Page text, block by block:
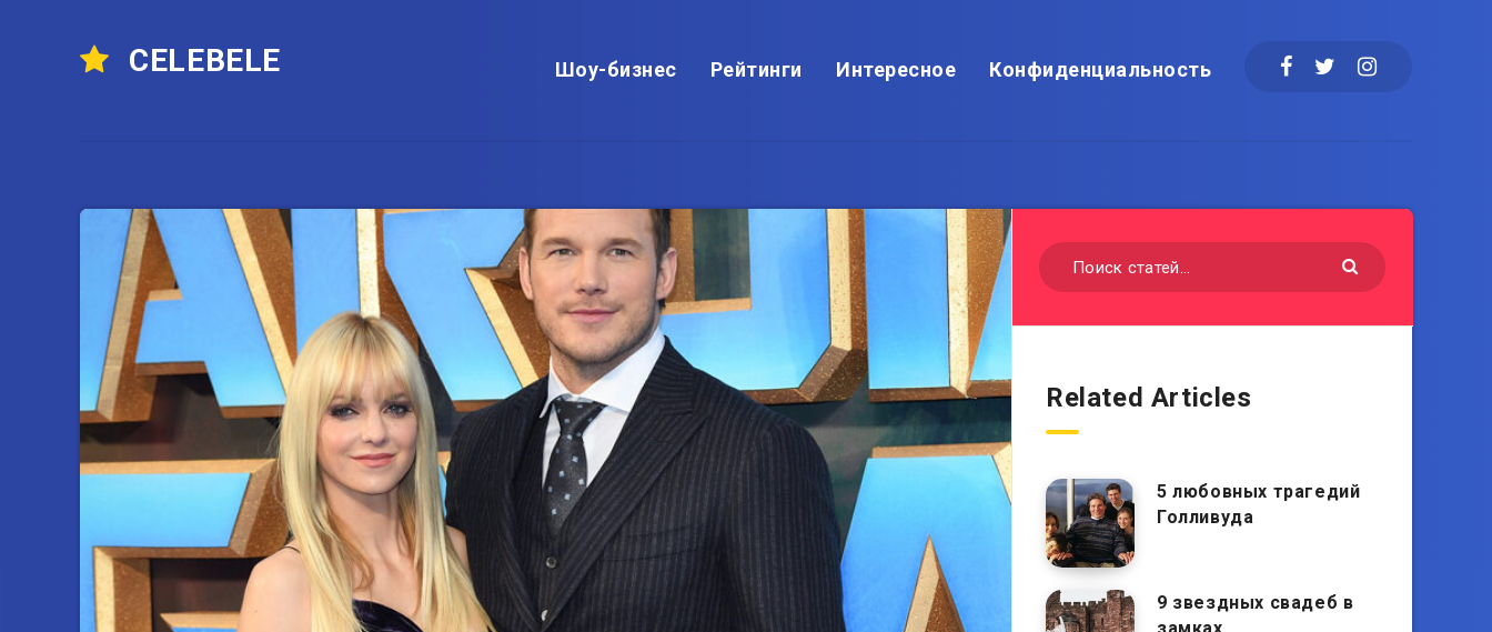
CELEBELE Шоу-бизнес Рейтинги Интересное Конфиденциальность
Related Articles
5 любовных трагедий
Голливуда
9 звездных свадеб в